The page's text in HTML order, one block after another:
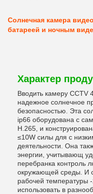
Солнечная камера
батареей и ночным
Характер
Вводить камеру CCTV
надежное солнечное
безопасностью. Эта
ip66 оборудована с
H.265, и
≤10W силы для с
деятельности. Она
энергии, учитывающ
перебранка контроль
окружающей среды. И
рабочей
использовать в